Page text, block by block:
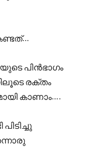
പിൻഭാഗം
രക്തം
കാണാം….